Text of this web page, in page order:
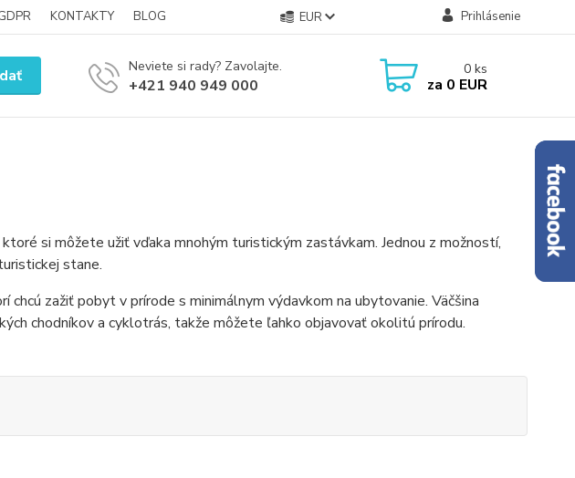
KONTAKTY BLOG EUR Prihlásenie
Neviete si rady? Zavolajte.
+421 940 949 000
0 ks
za 0 EUR
si môžete užiť vďaka mnohým turistickým zastávkam. Jednou z možností,
stane.
zažiť pobyt v prírode s minimálnym výdavkom na ubytovanie. Väčšina
chodníkov a cyklotrás, takže môžete ľahko objavovať okolitú prírodu.